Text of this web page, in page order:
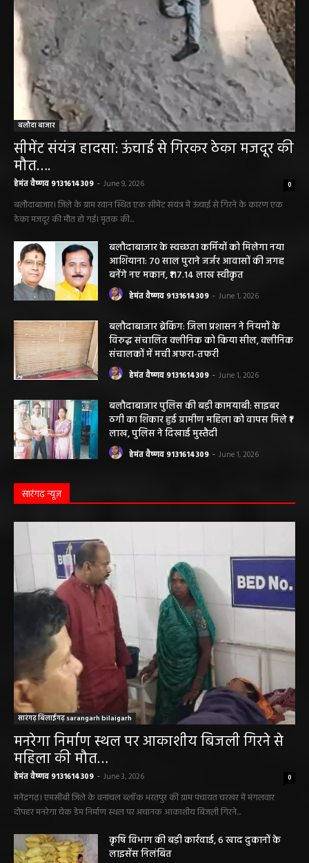
बलौदा बाजार
सीमेंट संयंत्र हादसा: ऊंचाई से गिरकर ठेका मजदूर की
मौत….
हेमंत वैष्णव 9131614309 - June 9, 2026 0
बलौदाबाजार। जिले के ग्राम रवान स्थित एक सीमेंट संयंत्र में ऊंचाई से गिरने के कारण एक
ठेका मजदूर की मौत हो गई। मृतक की...
बलौदाबाजार के स्वच्छता कर्मियों को मिलेगा नया
आशियाना: 70 साल पुराने जर्जर आवासों की जगह
बनेंगे नए मकान, ₹117.14 लाख स्वीकृत
हेमंत वैष्णव 9131614309 - June 1, 2026
बलौदाबाजार ब्रेकिंग: जिला प्रशासन ने नियमों के
विरुद्ध संचालित क्लीनिक को किया सील, क्लीनिक
संचालकों में मची अफरा-तफरी
हेमंत वैष्णव 9131614309 - June 1, 2026
बलौदाबाजार पुलिस की बड़ी कामयाबी: साइबर
ठगी का शिकार हुई ग्रामीण महिला को वापस मिले ₹1
लाख, पुलिस ने दिखाई मुस्तैदी
हेमंत वैष्णव 9131614309 - June 1, 2026
सारंगढ़ न्यूज़
सारंगढ़ बिलाईगढ़ sarangarh bilaigarh
मनरेगा निर्माण स्थल पर आकाशीय बिजली गिरने से
महिला की मौत…
हेमंत वैष्णव 9131614309 - June 3, 2026 0
मनेंद्रगढ़। एमसीबी जिले के वनांचल ब्लॉक भरतपुर की ग्राम पंचायत चरखर में मंगलवार
दोपहर मनरेगा चेक डेम निर्माण स्थल पर अचानक आकाशीय बिजली गिरने...
कृषि विभाग की बड़ी कार्रवाई, 6 खाद दुकानों के
लाइसेंस निलंबित